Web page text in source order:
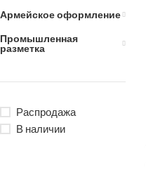
Армейское оформление
Промышленная
разметка
Распродажа
В наличии